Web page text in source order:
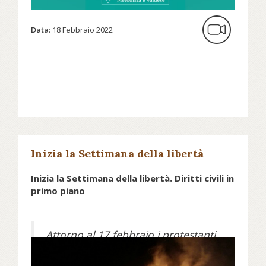
Data: 18 Febbraio 2022
Inizia la Settimana della libertà
Inizia la Settimana della libertà. Diritti civili in
primo piano
Attorno al 17 febbraio i protestanti
italiani celebrano la “Settimana della